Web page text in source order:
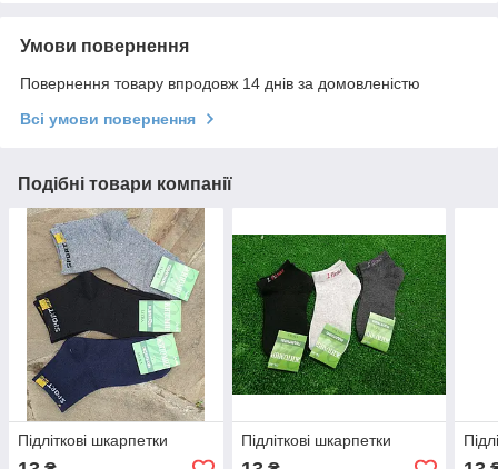
Умови повернення
Повернення товару впродовж 14 днів за домовленістю
Всі умови повернення
Подібні товари компанії
Підліткові шкарпетки Підліткові шкарпетки